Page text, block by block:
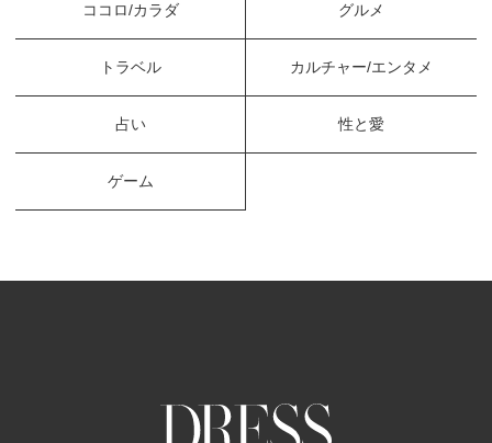
ココロ/カラダ グルメ
トラベル カルチャー/エンタメ
占い 性と愛
ゲーム